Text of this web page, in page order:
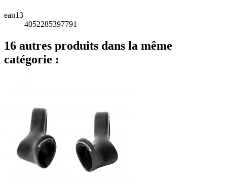
ean13
4052285397791
16 autres produits dans la même
catégorie :